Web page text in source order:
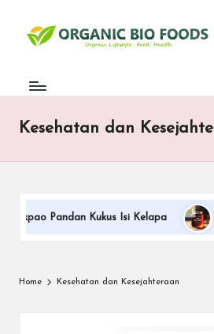
Kesehatan dan
Kukus Isi Kelapa Resep
Home Kesehatan dan Kesejahteraan